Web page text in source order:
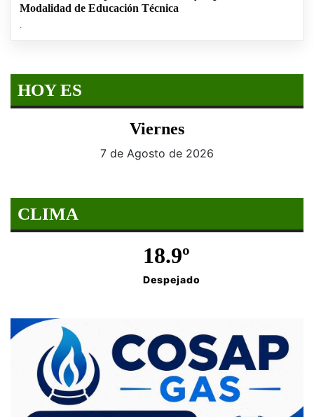
Modalidad de Educación Técnica
.
HOY ES
Viernes
7 de Agosto de 2026
CLIMA
18.9º
Despejado